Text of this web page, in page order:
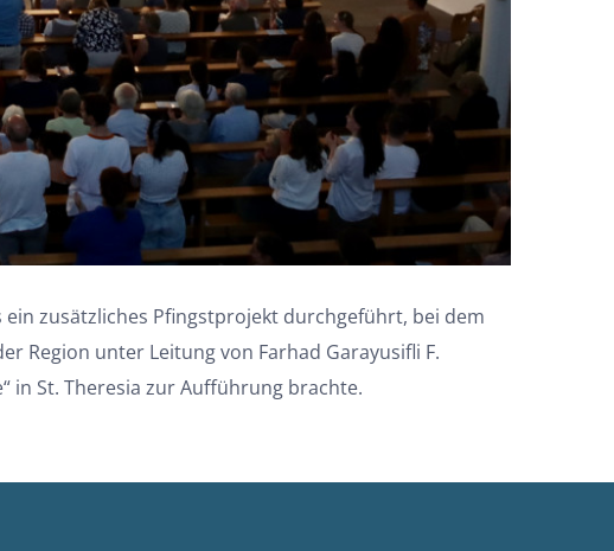
zusätzliches Pfingstprojekt durchgeführt, bei dem
Region unter Leitung von Farhad Garayusifli F.
in St. Theresia zur Aufführung brachte.